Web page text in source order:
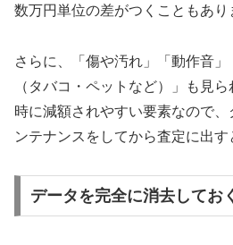
数万円単位の差がつくこともあり
さらに、「傷や汚れ」「動作音
（タバコ・ペットなど）」も見
時に減額されやすい要素なので
ンテナンスをしてから査定に出す
データを完全に消去してお